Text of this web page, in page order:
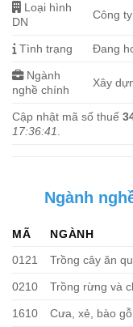
Loại hình
DN
Công
Tình trạng Đang
Ngành
nghề chính
Xây
Cập nhật mã số thuế
17:36:41
Ngành
MÃ
NGÀNH
0121
Trồng cây ăn
0210 Trồng rừng và
1610 Cưa, xẻ, bào